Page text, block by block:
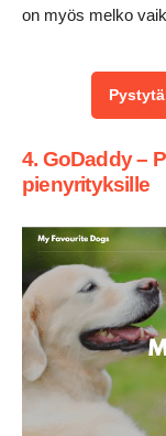
on myös melko
4. GoDaddy –
pienyrityksille